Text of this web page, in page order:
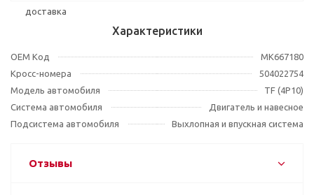
Характеристики
OEM Код
MK667180
Кросс-номера
504022754
Модель автомобиля
TF (4P10)
Система автомобиля
Двигатель и навесное
Подсистема автомобиля
Выхлопная и впускная система
Отзывы